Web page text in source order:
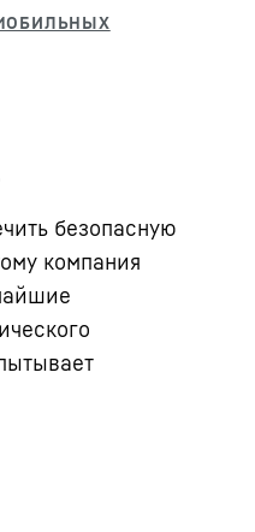
безопасную
компания